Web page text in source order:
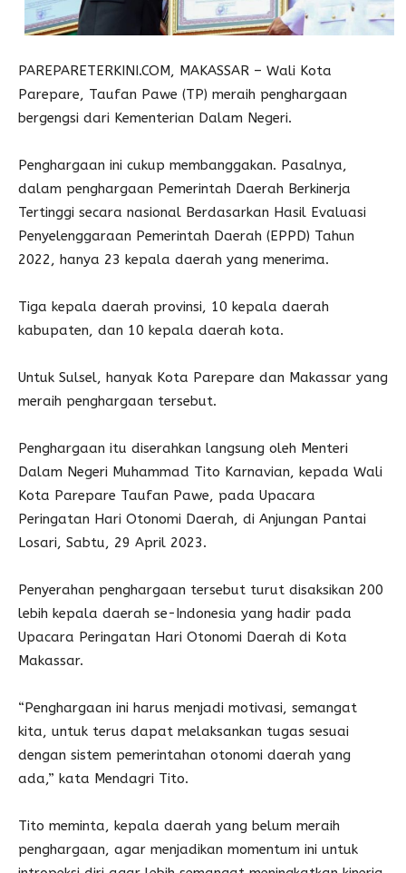
PAREPARETERKINI.COM, MAKASSAR – Wali Kota
Parepare, Taufan Pawe (TP) meraih penghargaan
bergengsi dari Kementerian Dalam Negeri.
Penghargaan ini cukup membanggakan. Pasalnya,
dalam penghargaan Pemerintah Daerah Berkinerja
Tertinggi secara nasional Berdasarkan Hasil Evaluasi
Penyelenggaraan Pemerintah Daerah (EPPD) Tahun
2022, hanya 23 kepala daerah yang menerima.
Tiga kepala daerah provinsi, 10 kepala daerah
kabupaten, dan 10 kepala daerah kota.
Untuk Sulsel, hanyak Kota Parepare dan Makassar yang
meraih penghargaan tersebut.
Penghargaan itu diserahkan langsung oleh Menteri
Dalam Negeri Muhammad Tito Karnavian, kepada Wali
Kota Parepare Taufan Pawe, pada Upacara
Peringatan Hari Otonomi Daerah, di Anjungan Pantai
Losari, Sabtu, 29 April 2023.
Penyerahan penghargaan tersebut turut disaksikan 200
lebih kepala daerah se-Indonesia yang hadir pada
Upacara Peringatan Hari Otonomi Daerah di Kota
Makassar.
“Penghargaan ini harus menjadi motivasi, semangat
kita, untuk terus dapat melaksankan tugas sesuai
dengan sistem pemerintahan otonomi daerah yang
ada,” kata Mendagri Tito.
Tito meminta, kepala daerah yang belum meraih
penghargaan, agar menjadikan momentum ini untuk